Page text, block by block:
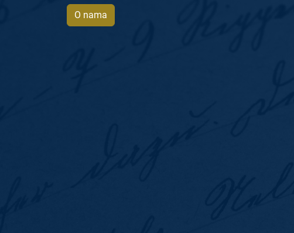
O nama